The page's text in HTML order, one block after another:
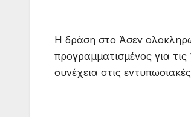
Η δράση στο Άσεν
προγραμματισμένος για
συνέχεια στις